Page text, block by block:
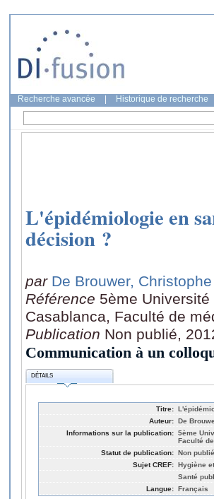
Recherche avancée Historique de recherche
L'épidémiologie en
décision ?
par De Brouwer, Christophe
Référence 5ème
Casablanca, Faculté de
Publication Non publié,
Communication à un
DÉTAILS
Titre:
Auteur: De
Informations sur la publication: 5ème
Faculté
Statut de publication: Non
Sujet CREF: Hygiène
Santé
Langue: Français